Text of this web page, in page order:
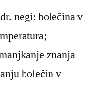
negi: bolečina v
znanja
bolečin v